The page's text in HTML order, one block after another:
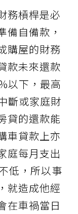
務槓桿是必
備自備款，
購屋的財務
款未來還款
以下，最高
斷或家庭財
貸的還款能
車貸款上亦
庭每月支出
低，所以事
就造成他經
在車禍當日